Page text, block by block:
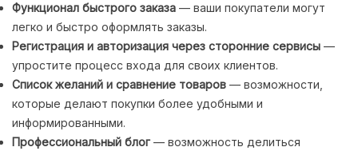
Функционал быстрого заказа — ваши покупатели могут
легко и быстро оформлять заказы.
Регистрация и авторизация через сторонние сервисы —
упростите процесс входа для своих клиентов.
Список желаний и сравнение товаров — возможности,
которые делают покупки более удобными и
информированными.
Профессиональный блог — возможность делиться